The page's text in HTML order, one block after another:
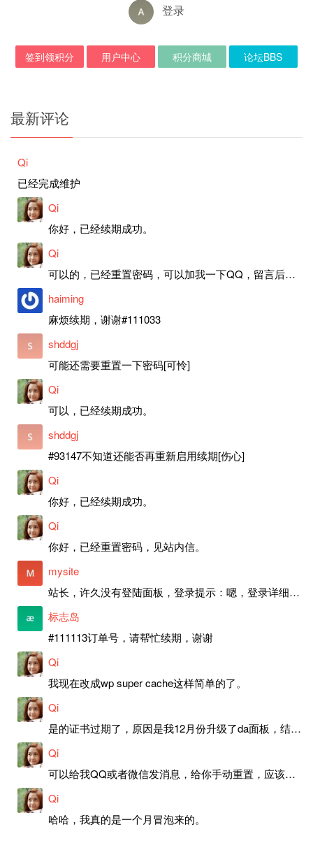
登录
签到领积分 用户中心 积分商城 论坛BBS
最新评论
Qi
已经完成维护
Qi
你好，已经续期成功。
Qi
可以的，已经重置密码，可以加我一下QQ，留言后我就发密码给你。
haiming
麻烦续期，谢谢#111033
shddgj
可能还需要重置一下密码[可怜]
Qi
可以，已经续期成功。
shddgj
#93147不知道还能否再重新启用续期[伤心]
Qi
你好，已经续期成功。
Qi
你好，已经重置密码，见站内信。
mysite
站长，许久没有登陆面板，登录提示：嗯，登录详细信息似乎不正确。请重试。 网站还可以正常使用。如果是密码问题请帮忙重置一下密码。谢谢。订单号：97790，账号：aa20210950。 站长，提交了工单，你回复续期成功，不过我的问题是面部登陆信息有问题，一直是初始密码，现在无法登陆，有时间麻烦排查一下。
标志岛
#111113订单号，请帮忙续期，谢谢
Qi
我现在改成wp super cache这样简单的了。
Qi
是的证书过期了，原因是我12月份升级了da面板，结果后台证书就不更新了，目前还在排查问题。切换PHP版本现在没有了，因为DA新版不支持。
Qi
可以给我QQ或者微信发消息，给你手动重置，应该是服务器插件有问题了，这个wp的主题太老了，导致现在好多的问题，网站的签到功能也是因为这个原因导致的。
Qi
哈哈，我真的是一个月冒泡来的。